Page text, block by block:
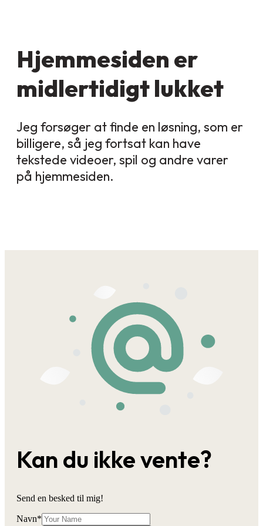
Hjemmesiden er
midlertidigt lukket
Jeg forsøger at finde en løsning, som er
billigere, så jeg fortsat kan have
tekstede videoer, spil og andre varer
på hjemmesiden.
Kan du ikke vente?
Send en besked til mig!
Navn*